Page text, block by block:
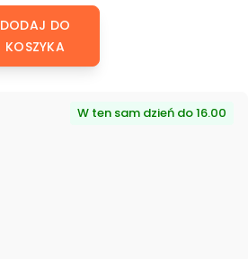
DODAJ DO
KOSZYKA
W ten sam dzień do 16.00